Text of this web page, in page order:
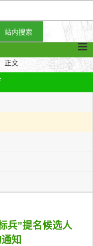
正文
兵”提名候选人
知